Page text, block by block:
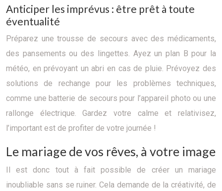
Anticiper les imprévus : être prêt à toute
éventualité
Préparez une trousse de secours avec des médicaments,
des pansements ou des lingettes. Ayez un plan B pour la
météo, en prévoyant un abri en cas de pluie. Prévoyez des
solutions de rechange pour les problèmes techniques,
comme une batterie de secours pour l’appareil photo ou une
rallonge électrique. Gardez votre calme et relativisez,
l’important est de profiter de votre journée !
Le mariage de vos rêves, à votre image
Il est donc tout à fait possible de créer un mariage
inoubliable sans se ruiner. Cela demande de la créativité, de